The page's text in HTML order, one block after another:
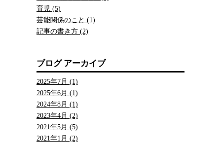
育児 (5)
芸能関係のこと (1)
記事の書き方 (2)
ブログ アーカイブ
2025年7月 (1)
2025年6月 (1)
2024年8月 (1)
2023年4月 (2)
2021年5月 (5)
2021年1月 (2)